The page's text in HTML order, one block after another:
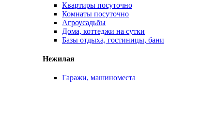
Квартиры посуточно
Комнаты посуточно
Агроусадьбы
Дома, коттеджи на сутки
Базы отдыха, гостиницы, бани
Нежилая
Гаражи, машиноместа